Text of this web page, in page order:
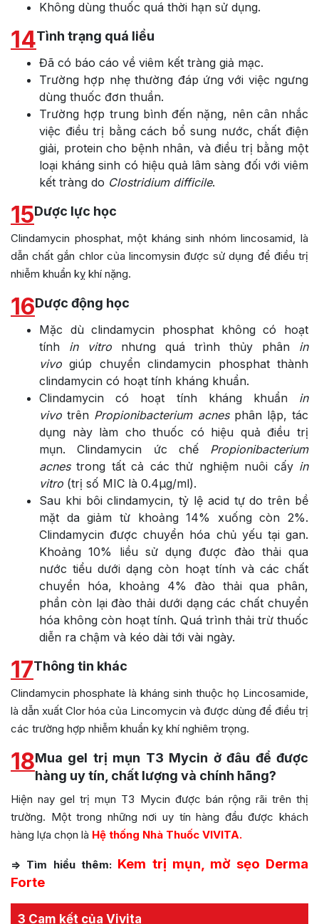
Không dùng thuốc quá thời hạn sử dụng.
14Tình trạng quá liều
Đã có báo cáo về viêm kết tràng giả mạc.
Trường hợp nhẹ thường đáp ứng với việc ngưng
dùng thuốc đơn thuần.
Trường hợp trung bình đến nặng, nên cân nhắc
việc điều trị bằng cách bổ sung nước, chất điện
giải, protein cho bệnh nhân, và điều trị bằng một
loại kháng sinh có hiệu quả lâm sàng đối với viêm
kết tràng do Clostridium difficile.
15Dược lực học
Clindamycin phosphat, một kháng sinh nhóm lincosamid, là
dẫn chất gắn chlor của lincomysin được sử dụng để điều trị
nhiễm khuẩn kỵ khí nặng.
16Dược động học
Mặc dù clindamycin phosphat không có hoạt
tính in vitro nhưng quá trình thủy phân in
vivo giúp chuyển clindamycin phosphat thành
clindamycin có hoạt tính kháng khuẩn.
Clindamycin có hoạt tính kháng khuẩn in
vivo trên Propionibacterium acnesphân lập, tác
dụng này làm cho thuốc có hiệu quả điều trị
mụn. Clindamycin ức chế Propionibacterium
acnestrong tất cả các thử nghiệm nuôi cấy in
vitro (trị số MIC là 0.4µg/ml).
Sau khi bôi clindamycin, tỷ lệ acid tự do trên bề
mặt da giảm từ khoảng 14% xuống còn 2%.
Clindamycin được chuyển hóa chủ yếu tại gan.
Khoảng 10% liều sử dụng được đào thải qua
nước tiểu dưới dạng còn hoạt tính và các chất
chuyển hóa, khoảng 4% đào thải qua phân,
phần còn lại đào thải dưới dạng các chất chuyển
hóa không còn hoạt tính. Quá trình thải trừ thuốc
diễn ra chậm và kéo dài tới vài ngày.
17Thông tin khác
Clindamycin phosphate là kháng sinh thuộc họ Lincosamide,
là dẫn xuất Clor hóa của Lincomycin và được dùng để điều trị
các trường hợp nhiễm khuẩn kỵ khí nghiêm trọng.
18Mua gel trị mụn T3 Mycin ở đâu để được
hàng uy tín, chất lượng và chính hãng?
Hiện nay gel trị mụn T3 Mycin được bán rộng rãi trên thị
trường. Một trong những nơi uy tín hàng đầu được khách
hàng lựa chọn là Hệ thống Nhà Thuốc VIVITA.
=> Tìm hiểu thêm: Kem trị mụn, mờ sẹo Derma
Forte
3 Cam kết của Vivita